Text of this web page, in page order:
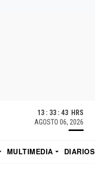
13 : 33 : 44 HRS
AGOSTO 06, 2026
MULTIMEDIA
DIARIOS